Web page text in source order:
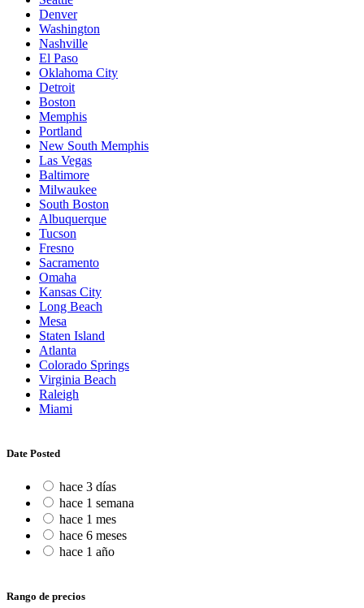
Denver
Washington
Nashville
El Paso
Oklahoma City
Detroit
Boston
Memphis
Portland
New South Memphis
Las Vegas
Baltimore
Milwaukee
South Boston
Albuquerque
Tucson
Fresno
Sacramento
Omaha
Kansas City
Long Beach
Mesa
Staten Island
Atlanta
Colorado Springs
Virginia Beach
Raleigh
Miami
Date Posted
hace 3 días
hace 1 semana
hace 1 mes
hace 6 meses
hace 1 año
Rango de precios